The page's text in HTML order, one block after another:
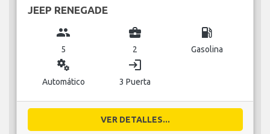
JEEP RENEGADE
group
5
business_center
2
local_gas_station
Gasolina
miscellaneous_services
Automático
login
3 Puerta
VER DETALLES...